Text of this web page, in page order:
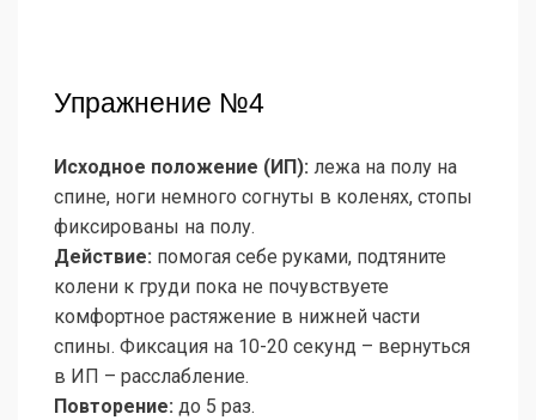
Упражнение №4
Исходное положение (ИП): лежа на полу на
спине, ноги немного согнуты в коленях, стопы
фиксированы на полу.
Действие: помогая себе руками, подтяните
колени к груди пока не почувствуете
комфортное растяжение в нижней части
спины. Фиксация на 10-20 секунд – вернуться
в ИП – расслабление.
Повторение: до 5 раз.